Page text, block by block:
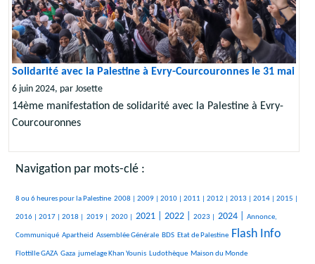
Solidarité avec la Palestine à Evry-Courcouronnes le 31 mai
6 juin 2024, par Josette
14ème manifestation de solidarité avec la Palestine à Evry-
Courcouronnes
Navigation par mots-clé :
401/2431
8 ou 6 heures pour la Palestine
212/2431 2008 |
156/2431 2009 |
287/2431 2010 |
301/2431 2011 |
371/2431 2012 |
98/2431 2013 |
414/2431 2014 |
105/2431 2015 |
391/2431
2016 |
515/2431
2017 |
143/2431 2018 |
103/2431 2019 |
75/2431 2020 |
849/2431 2021 |
920/2431 2022 |
374/2431 2023 |
850/2431 2024 |
493/2431 Annonce,
Communiqué
28/2431 Apartheid
30/2431 Assemblée Générale
211/2431 BDS
49/2431 Etat de Palestine
1358/2431 Flash Info
36/2431
Flottille GAZA
314/2431 Gaza
193/2431 jumelage Khan Younis
259/2431 Ludothèque
10/2431 Maison du Monde
938/2431